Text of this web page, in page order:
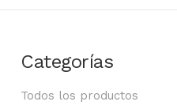
Categorías
Todos los productos